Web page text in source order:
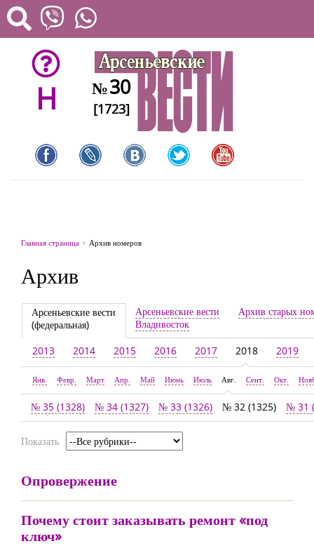
H №30
[1723]
Главная страница Архив номеров
Архив
Арсеньевские вести
(федеральная)
Арсеньевские вести
Владивосток
Архив старых
2013 2014 2015 2016 2017 2018 2019
Янв. Февр. Март Апр. Май Июнь Июль Авг. Сент. Окт.
№ 35 (1328) № 34 (1327) № 33 (1326) № 32 (1325) № 31
Показать
Опровержение
Почему стоит заказывать ремонт «под
ключ»